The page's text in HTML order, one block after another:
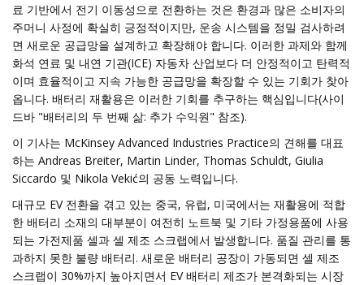
료 기반에서 전기 이동성으로 전환하는 것은 환경과 많은 소비자의
주머니 사정에 확실히 긍정적이지만, 운송 시스템을 정밀 검사하려
면 새로운 공급망을 설계하고 확장해야 합니다. 이러한 과제와 함께
화석 연료 및 내연 기관(ICE) 자동차 산업보다 더 안정적이고 탄력적
이며 효율적이고 지속 가능한 공급망을 확장할 수 있는 기회가 찾아
옵니다. 배터리 재활용은 이러한 기회를 추구하는 핵심입니다(사이
드바 "배터리의 두 번째 삶: 추가 수익원" 참조).
이 기사는 McKinsey Advanced Industries Practice의 견해를 대표
하는 Andreas Breiter, Martin Linder, Thomas Schuldt, Giulia
Siccardo 및 Nikola Vekić의 공동 노력입니다.
대규모 EV 전환을 겪고 있는 중국, 유럽, 미국에서는 재활용에 적합
한 배터리 소재의 대부분이 여전히 노트북 및 기타 가정용품에 사용
되는 가전제품 셀과 셀 제조 스크랩에서 발생합니다. 품질 관리를 통
과하지 못한 불량 배터리. 새로운 배터리 공장이 가동되면 셀 제조
스크랩이 30%까지 높아지면서 EV 배터리 제조가 본격화되는 시장